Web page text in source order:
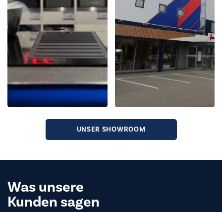
UNSER SHOWROOM
Was unsere
Kunden sagen